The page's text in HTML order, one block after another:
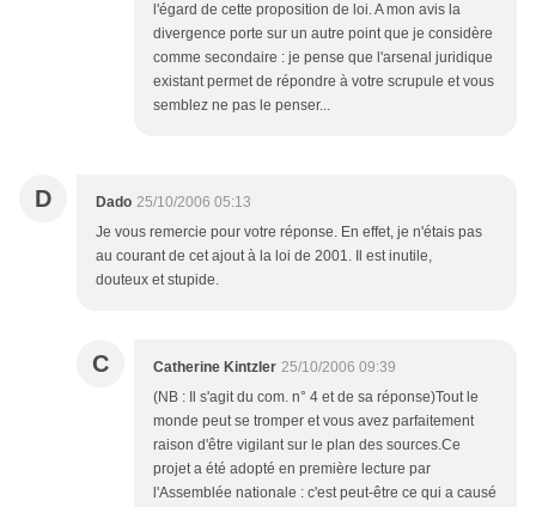
l'égard de cette proposition de loi. A mon avis la
divergence porte sur un autre point que je considère
comme secondaire : je pense que l'arsenal juridique
existant permet de répondre à votre scrupule et vous
semblez ne pas le penser...
D Dado 25/10/2006 05:13
Je vous remercie pour votre réponse. En effet, je n'étais pas
au courant de cet ajout à la loi de 2001. Il est inutile,
douteux et stupide.
C Catherine Kintzler 25/10/2006 09:39
(NB : Il s'agit du com. n° 4 et de sa réponse)Tout le
monde peut se tromper et vous avez parfaitement
raison d'être vigilant sur le plan des sources.Ce
projet a été adopté en première lecture par
l'Assemblée nationale : c'est peut-être ce qui a causé